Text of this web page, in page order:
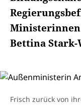
Ministerinnen
Bettina Stark-
Frisch zurück von